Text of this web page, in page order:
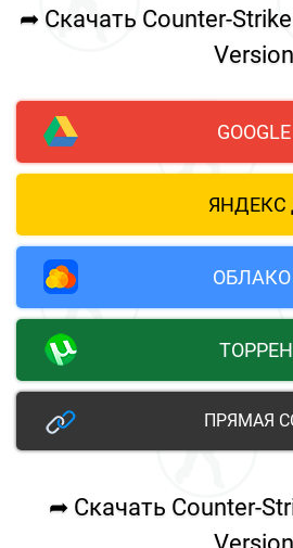
➦ Скачать Counter-Strike
Version
ЯНДЕКС
ОБЛАКО
ПРЯМАЯ
➦ Скачать Counter-